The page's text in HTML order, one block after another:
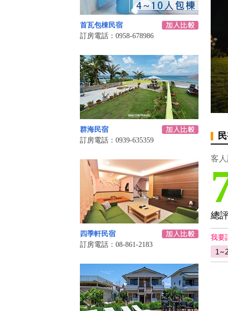
首瓦包棟民宿
訂房電話：0958-678986
群海民宿
訂房電話：0939-635359
四季軒民宿
訂房電話：08-861-2183
客
總
我要